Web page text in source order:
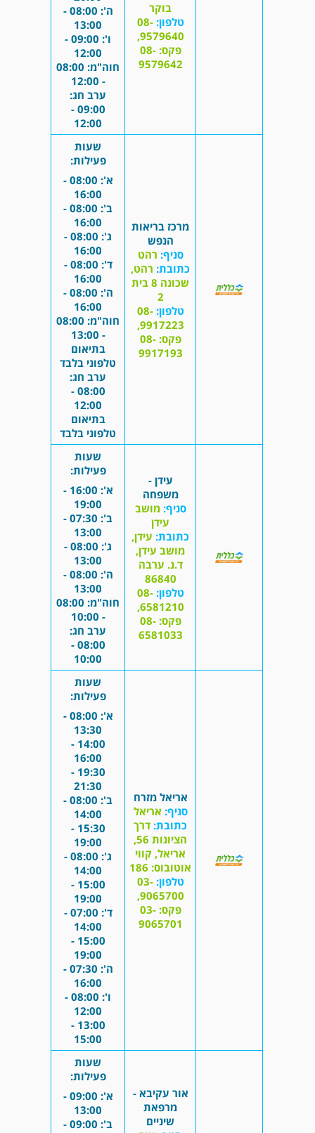
בוקר
טלפון: 08-
9579640,
פקס: 08-
9579642
ה': 08:00 -
13:00
ו': 09:00 -
12:00
חוה"מ: 08:00
- 12:00
ערב חג:
09:00 -
12:00
מרכז בריאות
הנפש
סניף: רהט
כתובת: רהט,
שכונה 8 בית
2
טלפון: 08-
9917223,
פקס: 08-
9917193
שעות
פעילות:
א': 08:00 -
16:00
ב': 08:00 -
16:00
ג': 08:00 -
16:00
ד': 08:00 -
16:00
ה': 08:00 -
16:00
חוה"מ: 08:00
- 13:00
בתיאום
טלפוני בלבד
ערב חג:
08:00 -
12:00
בתיאום
טלפוני בלבד
עידן -
משפחה
סניף: מושב
עידן
כתובת: עידן,
מושב עידן,
ד.נ. ערבה
86840
טלפון: 08-
6581210,
פקס: 08-
6581033
שעות
פעילות:
א': 16:00 -
19:00
ב': 07:30 -
13:00
ג': 08:00 -
13:00
ה': 08:00 -
13:00
חוה"מ: 08:00
- 10:00
ערב חג:
08:00 -
10:00
אריאל מזרח
סניף: אריאל
כתובת: דרך
הציונות 56,
אריאל, קווי
אוטובוס: 186
טלפון: 03-
9065700,
פקס: 03-
9065701
שעות
פעילות:
א': 08:00 -
13:30
14:00 -
16:00
19:30 -
21:30
ב': 08:00 -
14:00
15:30 -
19:00
ג': 08:00 -
14:00
15:00 -
19:00
ד': 07:00 -
14:00
15:00 -
19:00
ה': 07:30 -
16:00
ו': 08:00 -
12:00
13:00 -
15:00
אור עקיבא -
מרפאת
שיניים
שעות
פעילות:
א': 09:00 -
13:00
ב': 09:00 -